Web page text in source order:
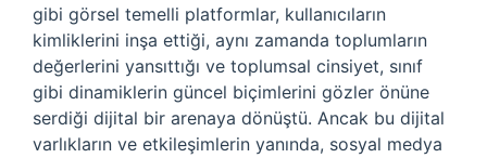
gibi görsel temelli platformlar, kullanıcıların
kimliklerini inşa ettiği, aynı zamanda toplumların
değerlerini yansıttığı ve toplumsal cinsiyet, sınıf
gibi dinamiklerin güncel biçimlerini gözler önüne
serdiği dijital bir arenaya dönüştü. Ancak bu dijital
varlıkların ve etkileşimlerin yanında, sosyal medya